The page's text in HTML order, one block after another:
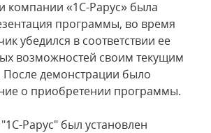
компании «1С-Рарус» была
программы, во время
убедился в соответствии ее
возможностей своим текущим
После демонстрации было
о приобретении программы.
Рарус" был установлен